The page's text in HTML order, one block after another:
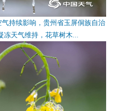
气持续影响，贵州省玉屏侗族自治
冻天气维持，花草树木...